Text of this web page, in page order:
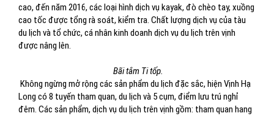
cao, đến năm 2016, các loại hình dịch vụ kayak, đò chèo tay, xuồng
cao tốc được tổng rà soát, kiểm tra. Chất lượng dịch vụ của tàu
du lịch và tổ chức, cá nhân kinh doanh dịch vụ du lịch trên vịnh
được nâng lên.
Bãi tắm Ti tốp.
Không ngừng mở rộng các sản phẩm du lịch đặc sắc, hiện Vịnh Hạ
Long có 8 tuyến tham quan, du lịch và 5 cụm, điểm lưu trú nghỉ
đêm. Các sản phẩm, dịch vụ du lịch trên vịnh gồm: tham quan hang